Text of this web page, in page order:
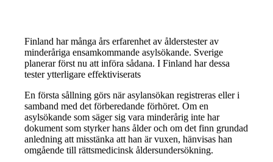
Finland har många års erfarenhet av ålderstester av
minderåriga ensamkommande asylsökande. Sverige
planerar först nu att införa sådana. I Finland har dessa
tester ytterligare effektiviserats
En första sållning görs när asylansökan registreras eller i
samband med det förberedande förhöret. Om en
asylsökande som säger sig vara minderårig inte har
dokument som styrker hans ålder och om det finn grundad
anledning att misstänka att han är vuxen, hänvisas han
omgående till rättsmedicinsk åldersundersökning.